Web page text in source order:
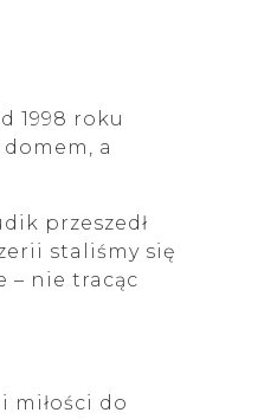
1998 roku
a
przeszedł
staliśmy się
– nie tracąc
miłości do